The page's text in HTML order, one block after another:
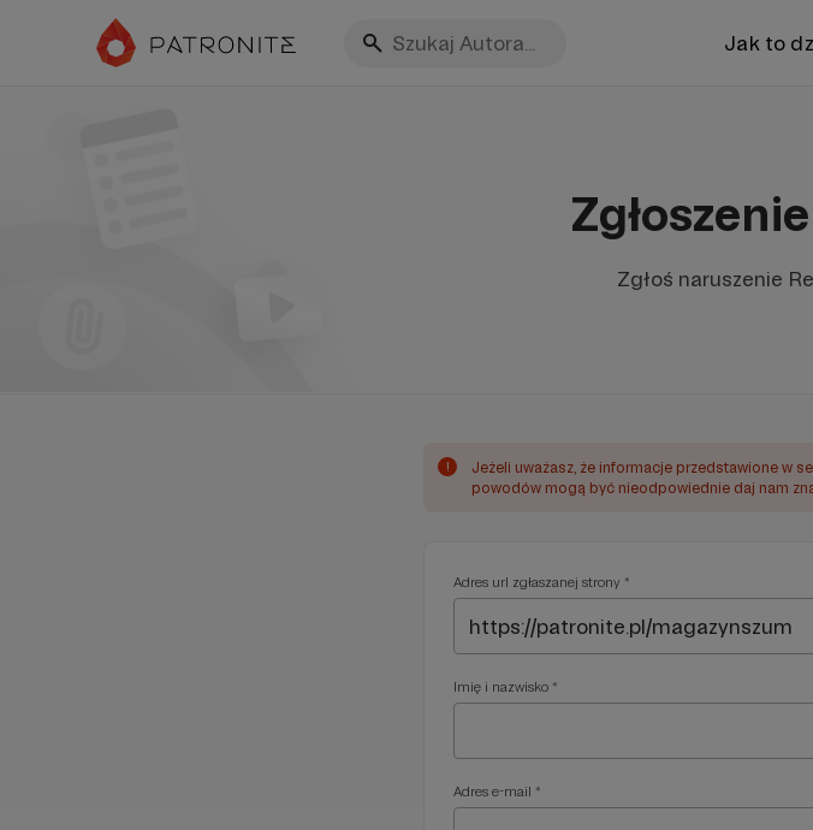
Jak to
Zgłoś naruszenie
!
Jeżeli uważasz, że informacje przedstawione w
powodów mogą być nieodpowiednie daj nam
Adres url zgłaszanej strony *
Imię i nazwisko *
Adres e-mail *